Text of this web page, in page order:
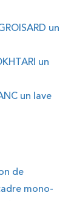
un
un
un lave
de
mono-